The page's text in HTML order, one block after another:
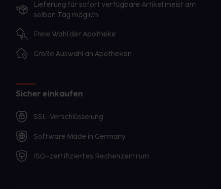
Lieferung für sofort verfügbare Artikel meist am
selben Tag möglich
Freie Wahl der Apotheke
Große Auswahl an Apotheken
Sicher einkaufen
SSL-Verschlüsselung
Software Made in Germany
ISO-zertifiziertes Rechenzentrum